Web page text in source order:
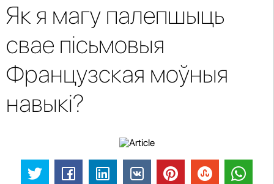
Як я магу палепшыць
свае пісьмовыя
Французская моўныя
навыкі?